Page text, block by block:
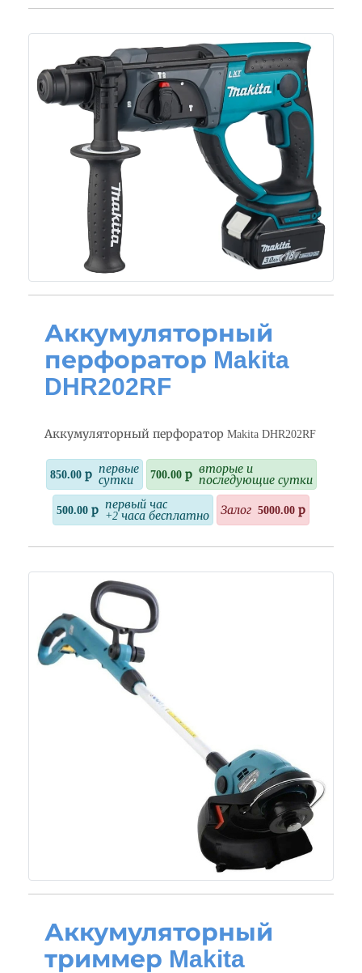
Аккумуляторный
перфоратор Makita
DHR202RF
Аккумуляторный перфоратор Makita DHR202RF
850.00 р первые
сутки
700.00 р вторые и
последующие сутки
500.00 р первый час
+2 часа бесплатно
Залог 5000.00 р
Аккумуляторный
триммер Makita